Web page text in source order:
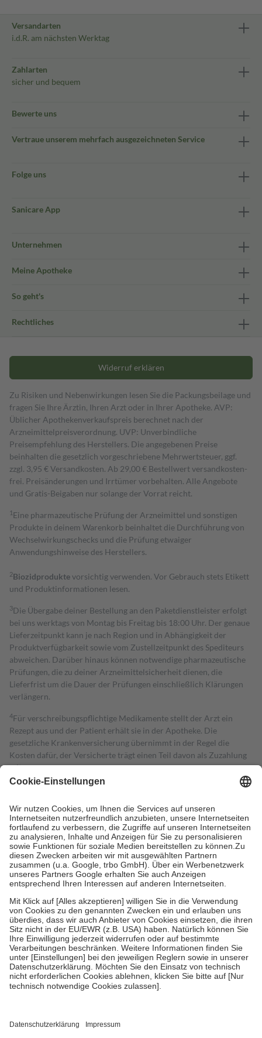
Versandarten
i.d.R. am nächsten Werktag
Zahlarten
sicher und bequem
Bewerte uns
Vertraue unserem mehrfach ausgezeichneten Service
Folge uns
Sanicare App
Unternehmen
Meine Apotheke
So geht's
Rechtliches
Widerruf erklären
Zu Risiken und Nebenwirkungen lesen Sie die Packungsbeilage und
fragen Sie Ihre Ärztin, Ihren Arzt oder in Ihrer Apotheke. AVP:
Üblicher Apothekenverkaufspreis berechnet nach der
Arzneimittelpreisverordnung. UVP: Unverbindliche
Preisempfehlung des Herstellers. Die angegebenen Preise
beinhalten die gesetzlich vorgeschriebene Mehrwertsteuer, ggf.
zzgl. 3,95 € Versandkosten. Ab 29,00 € Bestell­wert versand­kosten­
frei. Preisänderungen und Irrtümer vorbehalten. Alle Angebote
und Gratis-Beigaben nur solange der Vorrat reicht.
1 Eine pharmazeutische Prüfung der Arzneimittel und sonstigen
Produkte in deinem Warenkorb beinhaltet die Durchführung von
Wechselwirkungschecks und die Prüfung etwaiger
Anwendungshinweise des Herstellers.
2Biozidproduktevorsichtig verwenden. Vor Gebrauch stets Etikett
und Produktinformationen lesen.
3Die Übergabe deiner Bestellung an den Paketdienstleister erfolgt
bei uns werktags von Montag bis Freitag bis 18:00 Uhr. Der genaue
Lieferzeitpunkt kann je nach Region und in Abhängigkeit der
Produktverfügbarkeit sowie vom Zustellzeitpunkt des Spediteurs
abweichen. Darüber hinaus können notwendige pharmazeutische
Prüfungen, die zu deiner Arzneimittelsicherheit dienen, die
Lieferfrist um die Dauer der Prüfungen einschließlich Klärungen
verlängern.
4Für verschreibungspflichtige Medikamente stellt der Arzt ein
Rezept aus und der Patient erhält sie in der Apotheke. Die
gesetzliche Krankenversicherung übernimmt in der Regel die
Kosten dafür, der Versicherte trägt einen Teil davon als Zuzahlung
mit.
Grundsätzlich leisten Mitglieder Zuzahlungen in Höhe von zehn
höchstens zehn Euro.
Es sind jedoch nie mehr als die tatsächlichen
Kosten der Leistung zu entrichten.
Diese Regeln gelten grundsätzlich auch für Online-Apotheken.
Bei Heilmitteln und häuslicher Krankenpflege beträgt die
Zuzahlung zehn Prozent der Kosten sowie zehn Euro je
Verordnung.
Um das Engagement der Versicherten für ihre eigene Gesundheit zu
stärken und die besondere Stellung der Familie zu unterstützen,
fallenkeine Zuzahlungenan bei:
• Kindern und Jugendlichen bis zum vollendeten 18. Lebensjahr
mit Ausnahme der Fahrkosten
• Untersuchungen zur Vorsorge und Früherkennung, die von der
GKV getragen werden
• empfohlenen Schutzimpfungen
• Harn- und Blutteststreifen
getroffen, um sicherzustellen, dass es sich um echte Bewertungen